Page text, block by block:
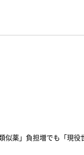
似薬」負担増でも「現役